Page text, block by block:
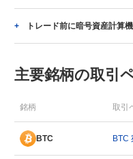
トレード前に暗号資産計算
主要銘柄の取引
銘柄 取引
BTC BTC